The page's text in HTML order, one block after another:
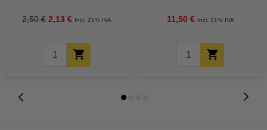
2,50 € 2,13 € Incl. 21% IVA 11,50 € Incl. 21% IVA